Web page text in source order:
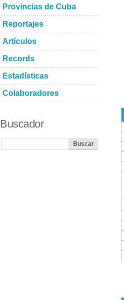
Provincias de Cuba
Reportajes
Artículos
Records
Estadísticas
Colaboradores
Buscador